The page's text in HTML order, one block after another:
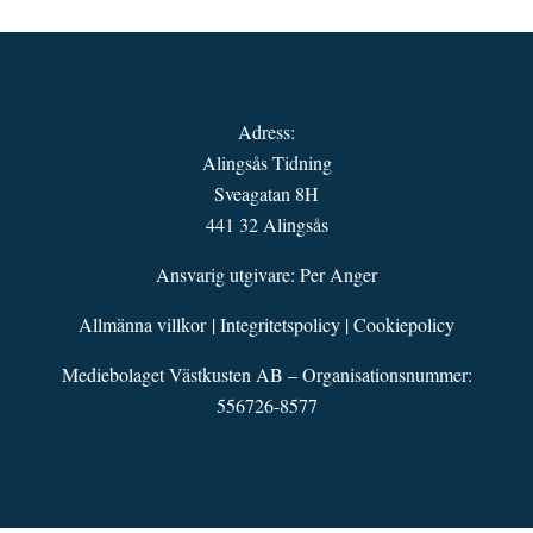
Adress:
Alingsås Tidning
Sveagatan 8H
441 32 Alingsås
Ansvarig utgivare: Per Anger
Allmänna villkor|Integritetspolicy |Cookiepolicy
Mediebolaget Västkusten AB – Organisationsnummer:
556726-8577